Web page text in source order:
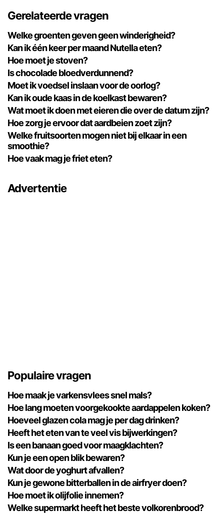
Gerelateerde vragen
Welke groenten geven geen winderigheid?
Kan ik één keer per maand Nutella eten?
Hoe moet je stoven?
Is chocolade bloedverdunnend?
Moet ik voedsel inslaan voor de oorlog?
Kan ik oude kaas in de koelkast bewaren?
Wat moet ik doen met eieren die over de datum zijn?
Hoe zorg je ervoor dat aardbeien zoet zijn?
Welke fruitsoorten mogen niet bij elkaar in een
smoothie?
Hoe vaak mag je friet eten?
Advertentie
Populaire vragen
Hoe maak je varkensvlees snel mals?
Hoe lang moeten voorgekookte aardappelen koken?
Hoeveel glazen cola mag je per dag drinken?
Heeft het eten van te veel vis bijwerkingen?
Is een banaan goed voor maagklachten?
Kun je een open blik bewaren?
Wat door de yoghurt afvallen?
Kun je gewone bitterballen in de airfryer doen?
Hoe moet ik olijfolie innemen?
Welke supermarkt heeft het beste volkorenbrood?